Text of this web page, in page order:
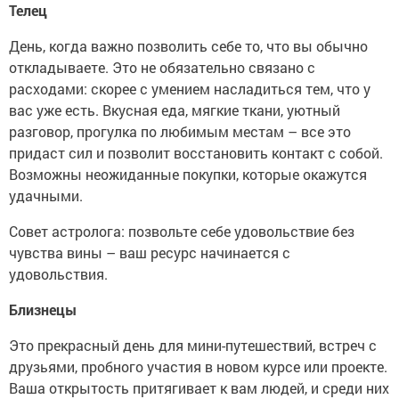
Телец
День, когда важно позволить себе то, что вы обычно
откладываете. Это не обязательно связано с
расходами: скорее с умением насладиться тем, что у
вас уже есть. Вкусная еда, мягкие ткани, уютный
разговор, прогулка по любимым местам – все это
придаст сил и позволит восстановить контакт с собой.
Возможны неожиданные покупки, которые окажутся
удачными.
Совет астролога: позвольте себе удовольствие без
чувства вины – ваш ресурс начинается с
удовольствия.
Близнецы
Это прекрасный день для мини-путешествий, встреч с
друзьями, пробного участия в новом курсе или проекте.
Ваша открытость притягивает к вам людей, и среди них